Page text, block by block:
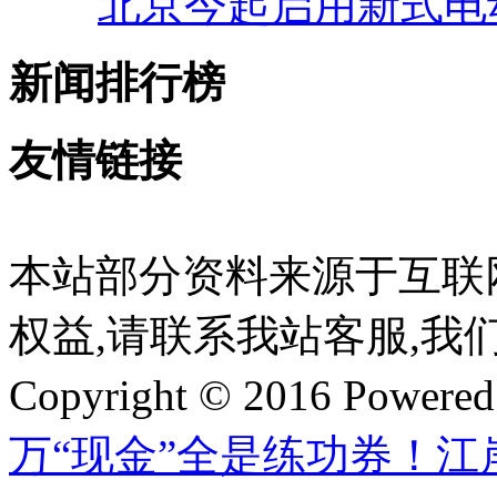
新闻排行榜
友情链接
本站部分资料来源于互
权益,请联系我站客服,我
Copyright © 2016
万“现金”全是练功券！